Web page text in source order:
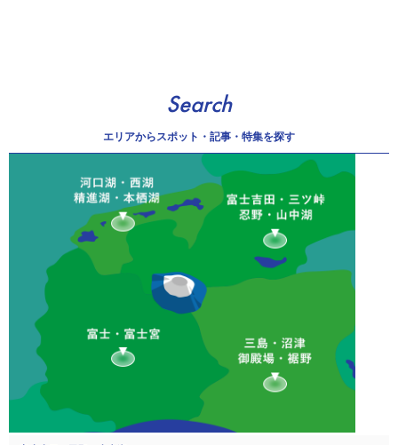
Search
エリアから スポット・記事・特集を探す